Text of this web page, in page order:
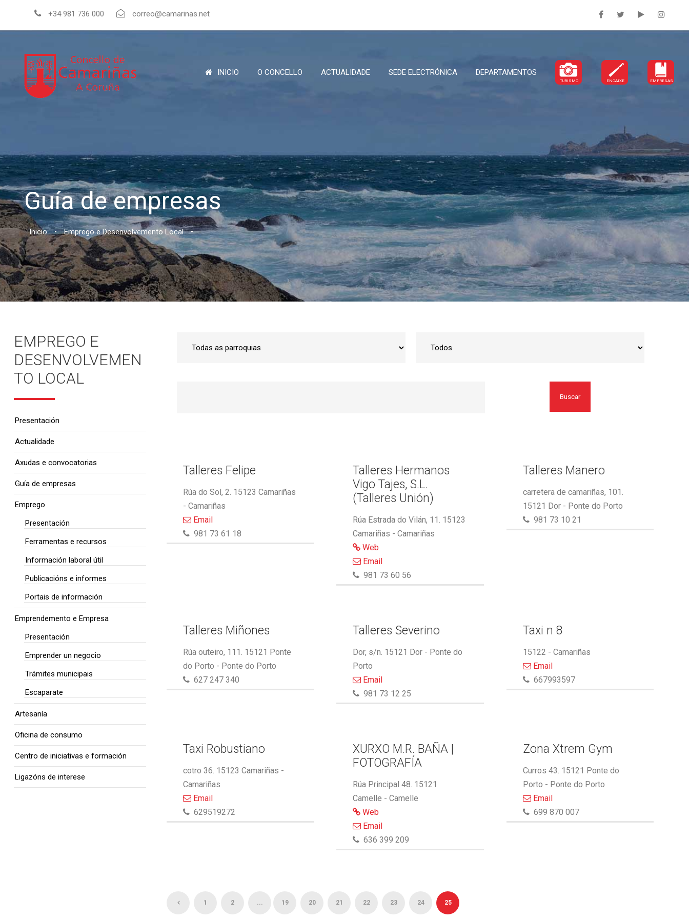
+34 981 736 000 correo@camarinas.net
INICIO O CONCELLO ACTUALIDADE SEDE ELECTRÓNICA DEPARTAMENTOS
TURISMO ENCAIXE EMPRESAS
Guía de empresas
Inicio • Emprego e Desenvolvemento Local •
Buscar
Talleres Felipe
Rúa do Sol, 2. 15123 Camariñas
- Camariñas
Email
981 73 61 18
Talleres Hermanos
Vigo Tajes, S.L.
(Talleres Unión)
Rúa Estrada do Vilán, 11. 15123
Camariñas - Camariñas
Web
Email
981 73 60 56
Talleres Manero
carretera de camariñas, 101.
15121 Dor - Ponte do Porto
981 73 10 21
Talleres Miñones
Rúa outeiro, 111. 15121 Ponte
do Porto - Ponte do Porto
627 247 340
Talleres Severino
Dor, s/n. 15121 Dor - Ponte do
Porto
Email
981 73 12 25
Taxi n 8
15122 - Camariñas
Email
667993597
Taxi Robustiano
cotro 36. 15123 Camariñas -
Camariñas
Email
629519272
XURXO M.R. BAÑA |
FOTOGRAFÍA
Rúa Principal 48. 15121
Camelle - Camelle
Web
Email
636 399 209
Zona Xtrem Gym
Curros 43. 15121 Ponte do
Porto - Ponte do Porto
Email
699 870 007
1 2 ... 19 20 21 22 23 24 25
EMPREGO E
DESENVOLVEMEN
TO LOCAL
Presentación
Actualidade
Axudas e convocatorias
Guía de empresas
Emprego
Presentación
Ferramentas e recursos
Información laboral útil
Publicacións e informes
Portais de información
Emprendemento e Empresa
Presentación
Emprender un negocio
Trámites municipais
Escaparate
Artesanía
Oficina de consumo
Centro de iniciativas e formación
Ligazóns de interese